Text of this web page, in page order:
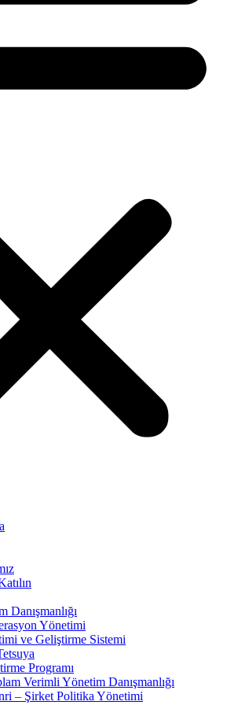
Danışmanlığı
Yönetimi
ve Geliştirme Sistemi
Programı
Verimli Yönetim Danışmanlığı
– Şirket Politika Yönetimi